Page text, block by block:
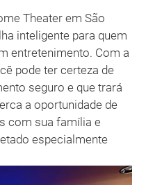
Theater em São
inteligente para quem
entretenimento. Com a
pode ter certeza de
seguro e que trará
a oportunidade de
com sua família e
especialmente